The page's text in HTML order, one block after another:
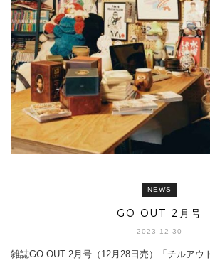
NEWS
GO OUT 2月号
2023-12-30
雑誌GO OUT 2月号（12月28日売）「チルアウ